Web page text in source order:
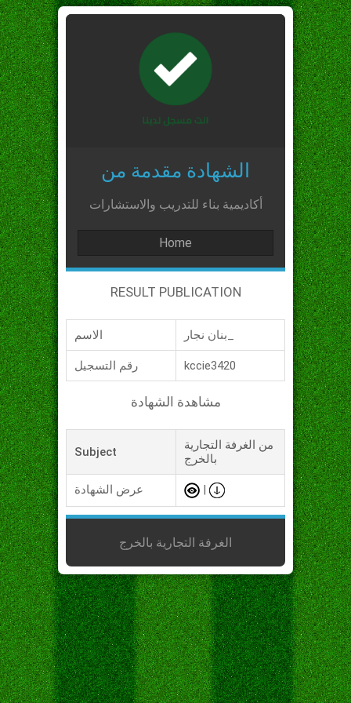
الشهادة مقدمة من
أكاديمية بناء للتدريب والاستشارات
Home
RESULT PUBLICATION
الاسم
رقم التسجيل kccie3420
مشاهدة الشهادة
Subject
من الغرفة التجارية
بالخرج
عرض الشهادة
الغرفة التجارية بالخرج